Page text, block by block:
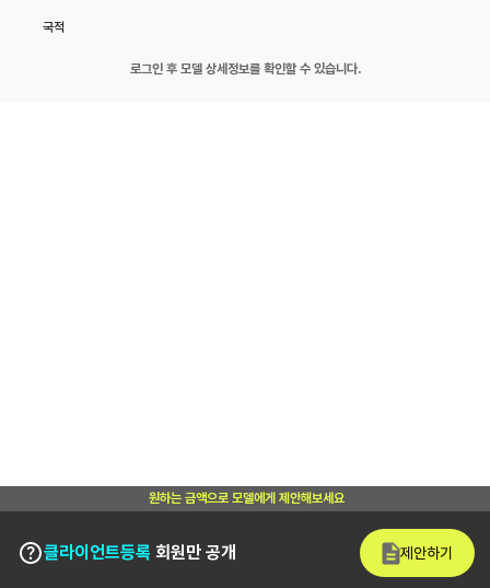
국적
로그인 후 모델 상세정보를 확인할 수 있습니다.
원하는 금액으로 모델에게 제안해보세요
클라이언트등록 회원만 공개 제안하기